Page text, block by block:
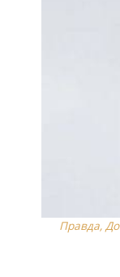
Правда,